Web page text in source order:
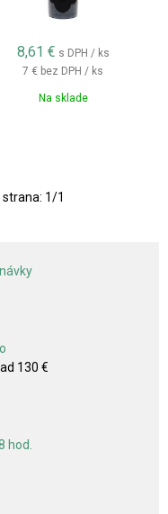
8,61 € s DPH / ks
7 € bez DPH / ks
Na sklade
strana: 1/1
130 €
hod.